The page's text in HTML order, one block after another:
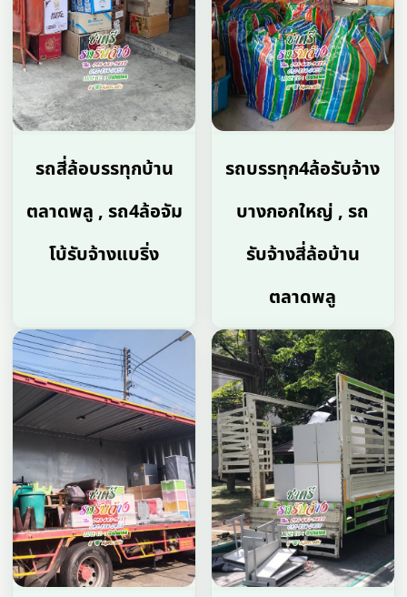
รถสี่ล้อบรรทุกบ้าน
ตลาดพลู , รถ4ล้อจัม
โบ้รับจ้างแบริ่ง
รถบรรทุก4ล้อรับจ้าง
บางกอกใหญ่ , รถ
รับจ้างสี่ล้อบ้าน
ตลาดพลู